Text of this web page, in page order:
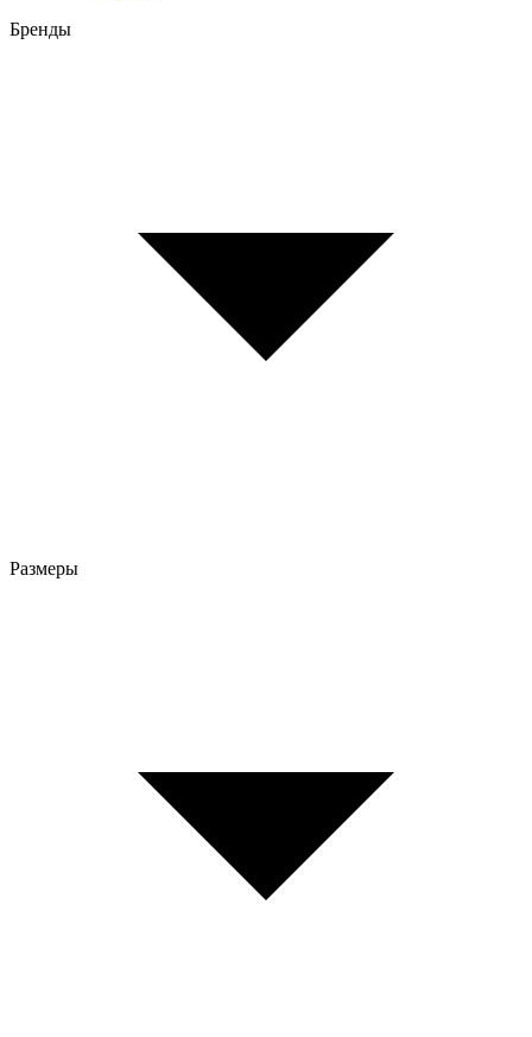
Бренды
Размеры